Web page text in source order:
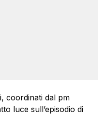
coordinati dal pm
luce sull’episodio di